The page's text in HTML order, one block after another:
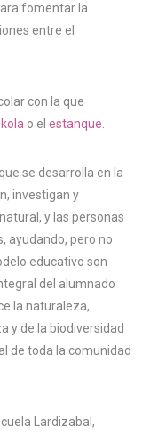
fomentar la
entre el
con la que
o el estanque.
se desarrolla en la
investigan y
y las personas
ayudando, pero no
educativo son
del alumnado
la naturaleza,
y de la biodiversidad
de toda la comunidad
Lardizabal,